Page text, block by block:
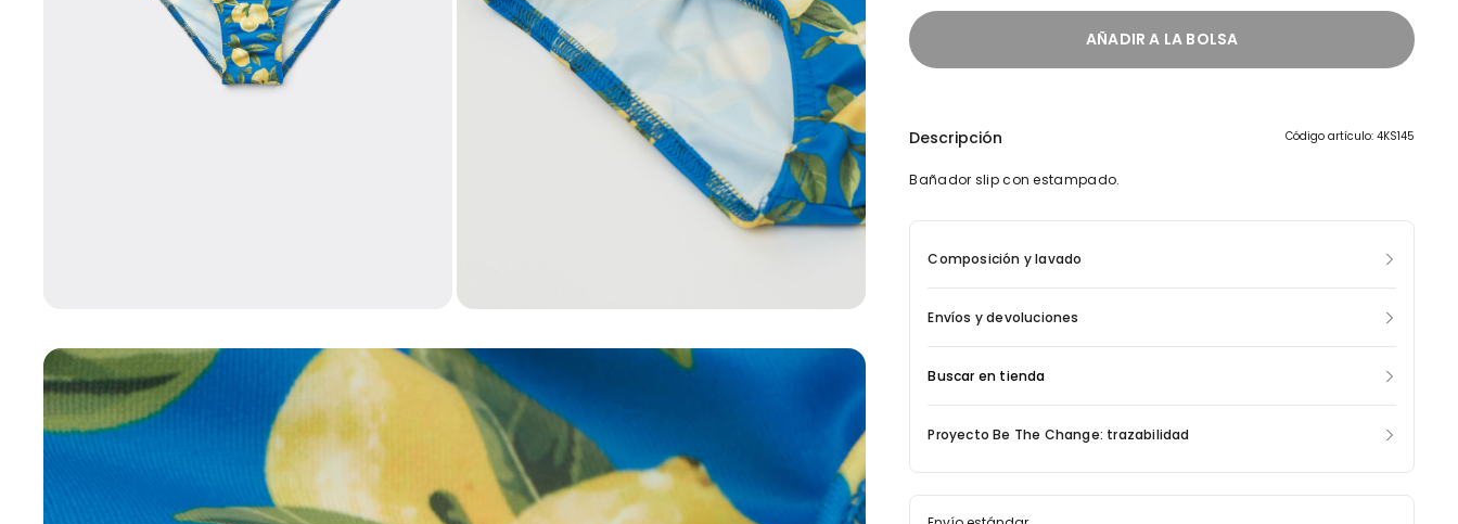
AÑADIR A LA BOLSA
Descripción Código artículo: 4KS145
Bañador slip con estampado.
Composición y lavado
Envíos y devoluciones
Buscar en tienda
Proyecto Be The Change: trazabilidad